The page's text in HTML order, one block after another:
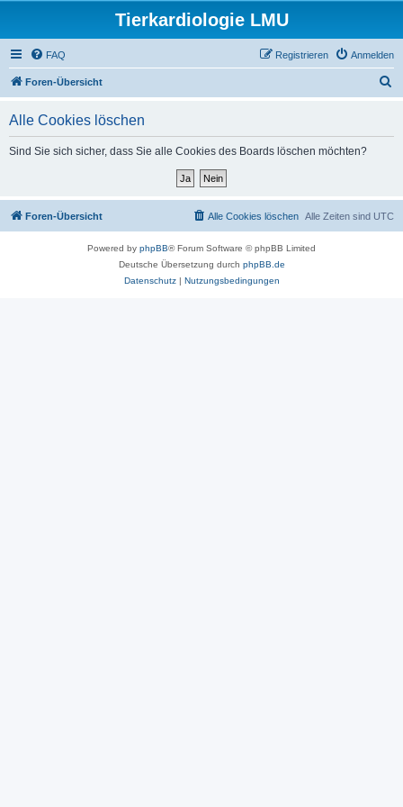
Tierkardiologie LMU
FAQ Anmelden
Registrieren
Foren-Übersicht
Alle Cookies löschen
Sind Sie sich sicher, dass Sie alle Cookies des Boards löschen möchten?
Foren-Übersicht Alle Zeiten sind UTC
Alle Cookies löschen
Powered by phpBB® Forum Software © phpBB Limited
Deutsche Übersetzung durch phpBB.de
Datenschutz| Nutzungsbedingungen